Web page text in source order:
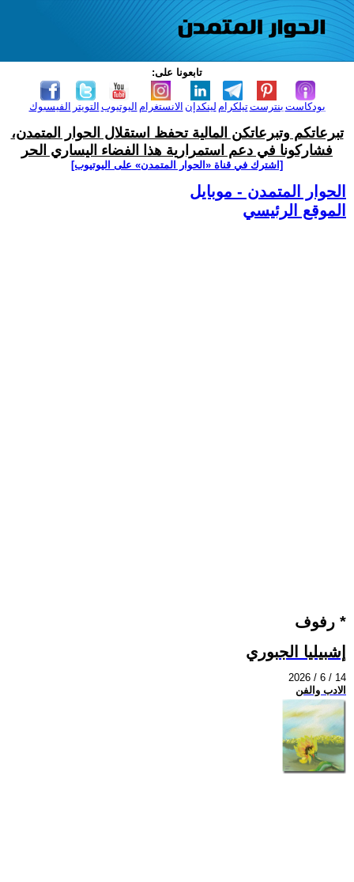
تابعونا على:
الفيسبوك التويتر اليوتيوب الانستغرام لينكدإن تيلكرامبنترست بودكاست
تبرعاتكم وتبرعاتكن المالية تحفظ استقلال الحوار المتمدن،
فشاركونا في دعم استمرارية هذا الفضاء اليساري الحر
[اشترك في قناة ‫«الحوار المتمدن» على اليوتيوب]
الحوار المتمدن - موبايل
الموقع الرئيسي
رفوف *
إشبيليا الجبوري
2026 / 6 / 14
الادب والفن